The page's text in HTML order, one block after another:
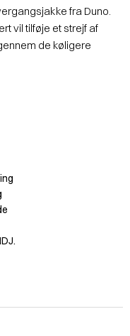
fra Duno.
vil tilføje et strejf af
de køligere